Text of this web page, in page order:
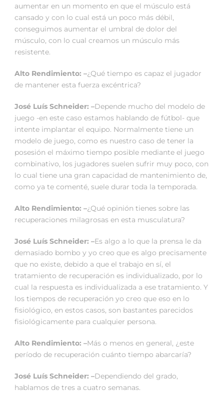
aumentar en un momento en que el músculo está
cansado y con lo cual está un poco más débil,
conseguimos aumentar el umbral de dolor del
músculo, con lo cual creamos un músculo más
resistente.
Alto Rendimiento: –¿Qué tiempo es capaz el jugador
de mantener esta fuerza excéntrica?
José Luís Schneider: –Depende mucho del modelo de
juego -en este caso estamos hablando de fútbol- que
intente implantar el equipo. Normalmente tiene un
modelo de juego, como es nuestro caso de tener la
posesión el máximo tiempo posible mediante el juego
combinativo, los jugadores suelen sufrir muy poco, con
lo cual tiene una gran capacidad de mantenimiento de,
como ya te comenté, suele durar toda la temporada.
Alto Rendimiento: –¿Qué opinión tienes sobre las
recuperaciones milagrosas en esta musculatura?
José Luís Schneider: –Es algo a lo que la prensa le da
demasiado bombo y yo creo que es algo precisamente
que no existe, debido a que el trabajo en sí, el
tratamiento de recuperación es individualizado, por lo
cual la respuesta es individualizada a ese tratamiento. Y
los tiempos de recuperación yo creo que eso en lo
fisiológico, en estos casos, son bastantes parecidos
fisiológicamente para cualquier persona.
Alto Rendimiento: –Más o menos en general, ¿este
período de recuperación cuánto tiempo abarcaría?
José Luís Schneider: –Dependiendo del grado,
hablamos de tres a cuatro semanas.